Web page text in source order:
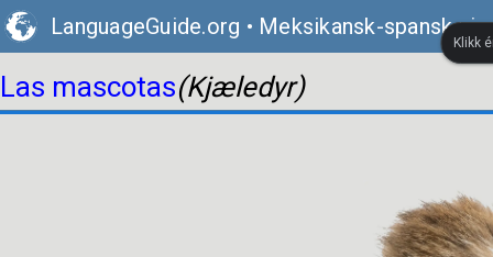
LanguageGuide.org • Meksikansk-spansk
Las mascotas(Kjæledyr)
Klikk